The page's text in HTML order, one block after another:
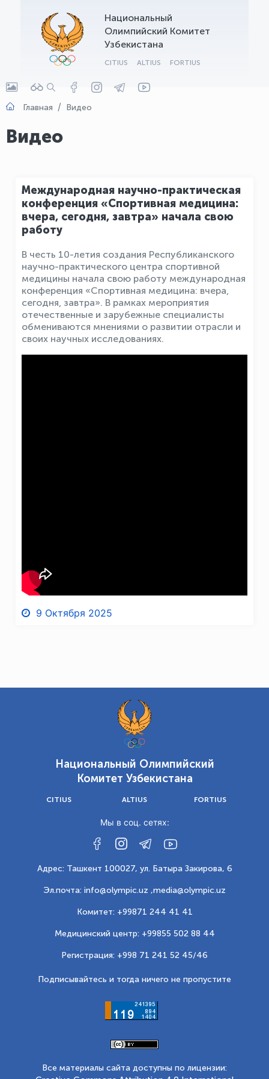
Национальный
Олимпийский Комитет
Узбекистана
CITIUS ALTIUS FORTIUS
Главная Видео
Видео
Международная научно-практическая
конференция «Спортивная медицина:
вчера, сегодня, завтра» начала свою
работу
В честь 10-летия создания Республиканского
научно-практического центра спортивной
медицины начала свою работу международная
конференция «Спортивная медицина: вчера,
сегодня, завтра». В рамках мероприятия
отечественные и зарубежные специалисты
обмениваются мнениями о развитии отрасли и
своих научных исследованиях.
9 Октября 2025
Национальный Олимпийский
Комитет Узбекистана
CITIUS ALTIUS FORTIUS
Мы в соц. сетях:
Адрес: Ташкент 100027, ул. Батыра Закирова, 6
Эл.почта: info@olympic.uz ,media@olympic.uz
Комитет: +99871 244 41 41
Медицинский центр: +99855 502 88 44
Регистрация: +998 71 241 52 45/46
Подписывайтесь и тогда ничего не пропустите
Все материалы сайта доступны по лицензии:
OLYMPCHIK AI - yordamchi
Онлайн · olympic.uz